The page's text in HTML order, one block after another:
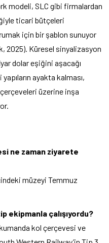
modeli, SLC gibi firmalardan
ticari bütçeleri
için bir şablon sunuyor
2025). Küresel sinyalizasyon
dolar eşiğini aşacağı
ayakta kalması,
üzerine inşa
ne zaman ziyarete
müzeyi Temmuz
ekipmanla çalışıyordu?
kol çerçevesi ve